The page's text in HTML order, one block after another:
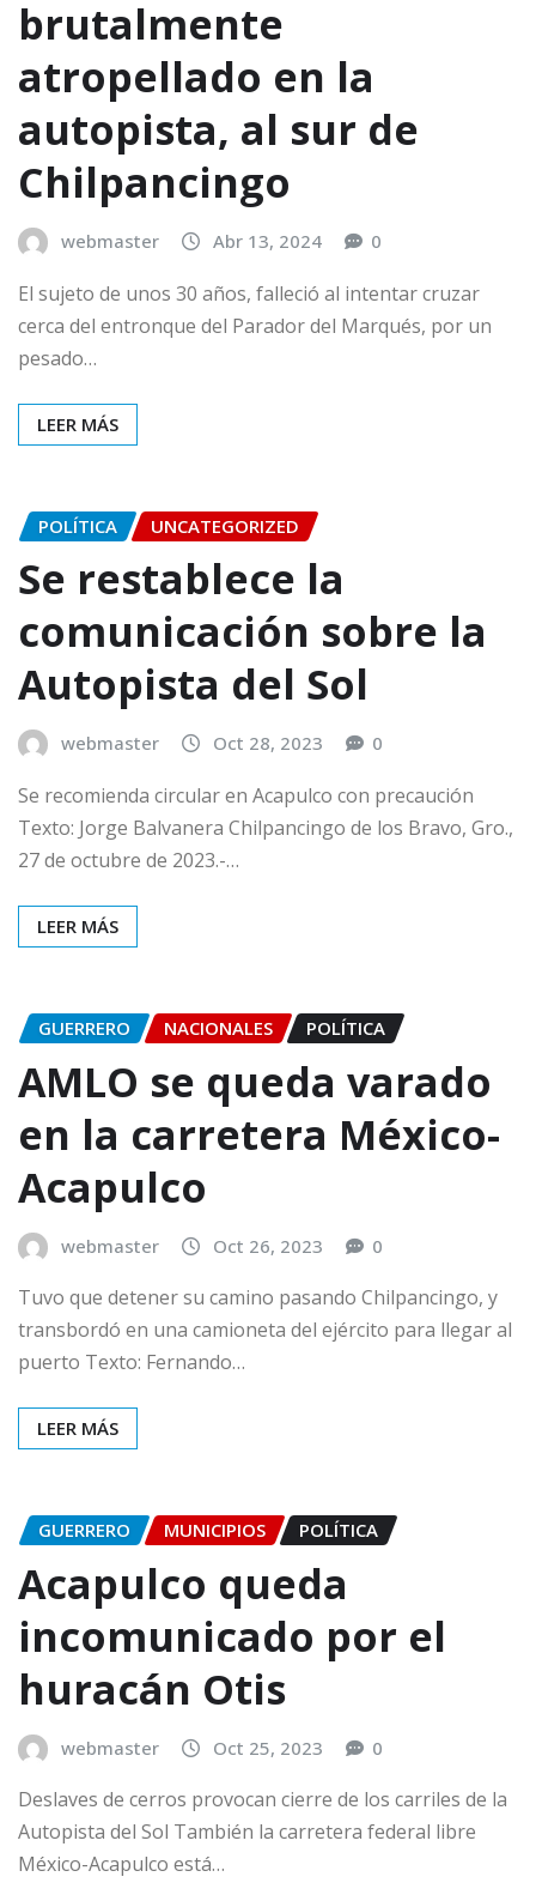
brutalmente
atropellado en la
autopista, al sur de
Chilpancingo
webmaster Abr 13, 2024 0
El sujeto de unos 30 años, falleció al intentar cruzar
cerca del entronque del Parador del Marqués, por un
pesado…
LEER MÁS
POLÍTICA UNCATEGORIZED
Se restablece la
comunicación sobre la
Autopista del Sol
webmaster Oct 28, 2023 0
Se recomienda circular en Acapulco con precaución
Texto: Jorge Balvanera Chilpancingo de los Bravo, Gro.,
27 de octubre de 2023.-…
LEER MÁS
GUERRERO NACIONALES POLÍTICA
AMLO se queda varado
en la carretera México-
Acapulco
webmaster Oct 26, 2023 0
Tuvo que detener su camino pasando Chilpancingo, y
transbordó en una camioneta del ejército para llegar al
puerto Texto: Fernando…
LEER MÁS
GUERRERO MUNICIPIOS POLÍTICA
Acapulco queda
incomunicado por el
huracán Otis
webmaster Oct 25, 2023 0
Deslaves de cerros provocan cierre de los carriles de la
Autopista del Sol También la carretera federal libre
México-Acapulco está…